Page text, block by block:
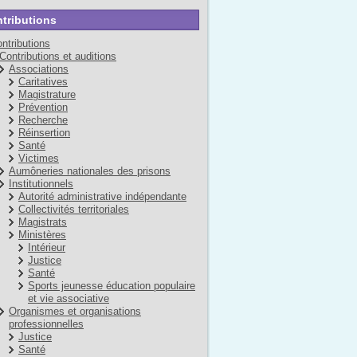
Contributions et auditions
Associations
Caritatives
Magistrature
Prévention
Recherche
Réinsertion
Santé
Victimes
Aumôneries nationales des prisons
Institutionnels
Autorité administrative indépendante
Collectivités territoriales
Magistrats
Ministères
Intérieur
Justice
Santé
Sports jeunesse éducation populaire
et vie associative
Organismes et organisations
professionnelles
Justice
Santé